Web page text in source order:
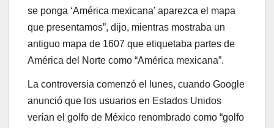
se ponga ‘América mexicana’ aparezca el mapa
que presentamos”, dijo, mientras mostraba un
antiguo mapa de 1607 que etiquetaba partes de
América del Norte como “América mexicana”.
La controversia comenzó el lunes, cuando Google
anunció que los usuarios en Estados Unidos
verían el golfo de México renombrado como “golfo